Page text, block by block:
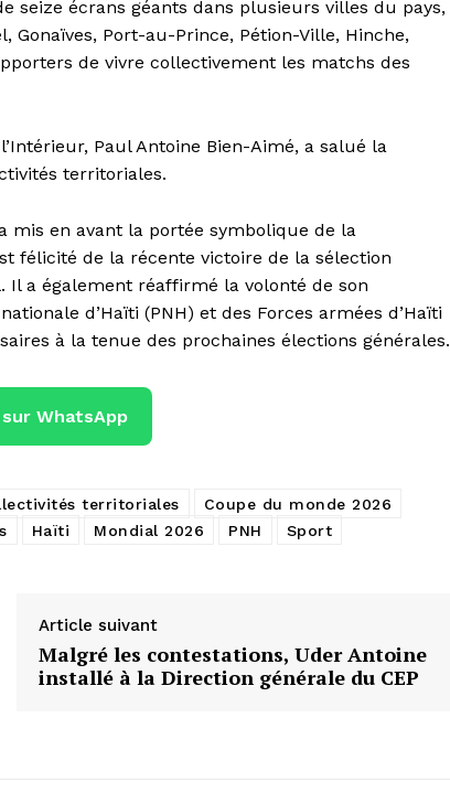
seize écrans géants dans plusieurs villes du pays,
Gonaïves, Port-au-Prince, Pétion-Ville, Hinche,
de vivre collectivement les matchs des
Paul Antoine Bien-Aimé, a salué la
territoriales.
mis en avant la portée symbolique de la
félicité de la récente victoire de la sélection
a également réaffirmé la volonté de son
d’Haïti (PNH) et des Forces armées d’Haïti
à la tenue des prochaines élections générales.
WhatsApp
territoriales
Coupe du monde 2026
Haïti Mondial 2026 PNH Sport
Article suivant
Malgré les contestations, Uder Antoine
installé à la Direction générale du CEP